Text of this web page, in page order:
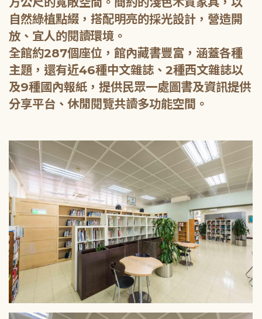
自然綠植點綴，搭配明亮的採光設計，營造開
放、宜人的閱讀環境。
全館約287個座位，館內藏書豐富，涵蓋各種
主題，還有近46種中文雜誌、2種西文雜誌以
及9種國內報紙，提供民眾一處圖書及資訊提供